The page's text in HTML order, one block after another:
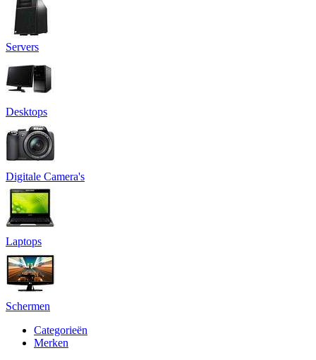
Servers
Desktops
Digitale Camera's
Laptops
Schermen
Categorieën
Merken